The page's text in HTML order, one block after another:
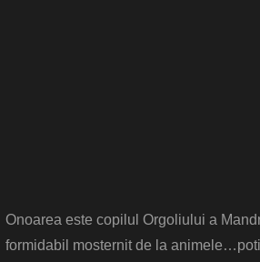
Onoarea este copilul Orgoliului a
formidabil mosternit de la